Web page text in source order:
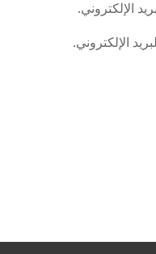
الإلكتروني.
الإلكتروني.